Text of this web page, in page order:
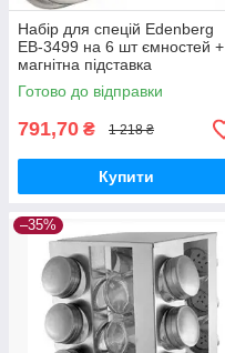
Набір для спецій Edenberg
EB-3499 на 6 шт ємностей +
магнітна підставка
Готово до відправки
791,70 ₴ 1 218 ₴
Купити
–35%